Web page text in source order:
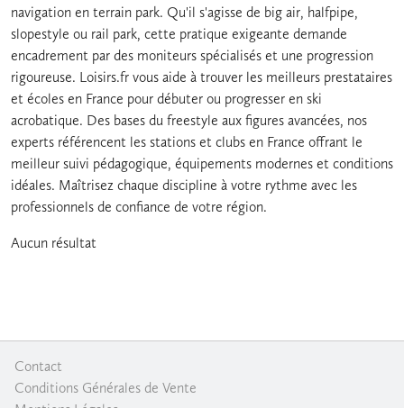
navigation en terrain park. Qu'il s'agisse de big air, halfpipe,
slopestyle ou rail park, cette pratique exigeante demande
encadrement par des moniteurs spécialisés et une progression
rigoureuse. Loisirs.fr vous aide à trouver les meilleurs prestataires
et écoles en France pour débuter ou progresser en ski
acrobatique. Des bases du freestyle aux figures avancées, nos
experts référencent les stations et clubs en France offrant le
meilleur suivi pédagogique, équipements modernes et conditions
idéales. Maîtrisez chaque discipline à votre rythme avec les
professionnels de confiance de votre région.
Aucun résultat
Contact
Conditions Générales de Vente